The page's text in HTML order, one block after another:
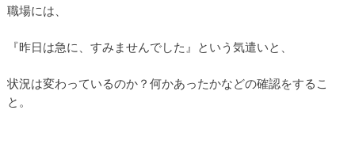
職場には、
『昨日は急に、すみませんでした』という気遣いと、
状況は変わっているのか？何かあったかなどの確認をするこ
と。